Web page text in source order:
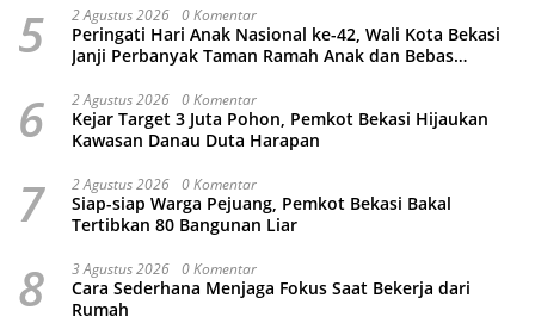
5 2 Agustus 2026 0 Komentar
Peringati Hari Anak Nasional ke-42, Wali Kota Bekasi
Janji Perbanyak Taman Ramah Anak dan Bebas
6 2 Agustus 2026 0 Komentar
Kejar Target 3 Juta Pohon, Pemkot Bekasi Hijaukan
Kawasan Danau Duta Harapan
7 2 Agustus 2026 0 Komentar
Siap-siap Warga Pejuang, Pemkot Bekasi Bakal
Tertibkan 80 Bangunan Liar
8 3 Agustus 2026 0 Komentar
Cara Sederhana Menjaga Fokus Saat Bekerja dari
Rumah